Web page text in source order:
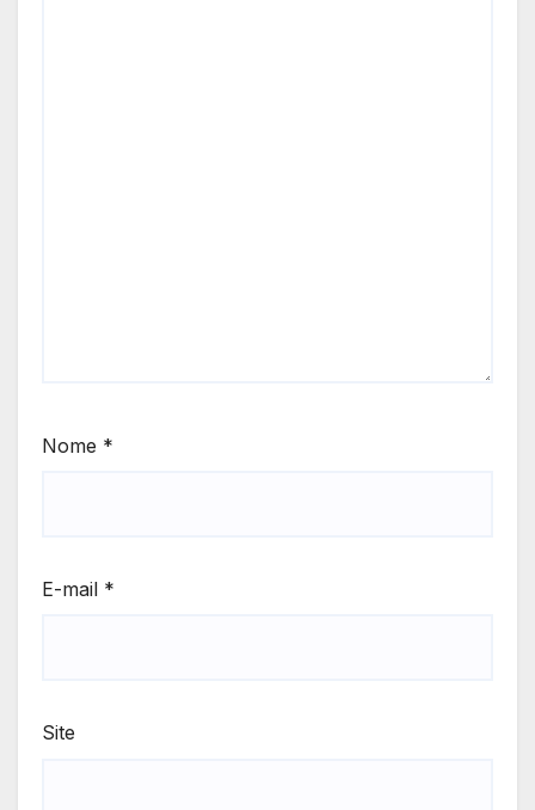
Nome *
E-mail *
Site